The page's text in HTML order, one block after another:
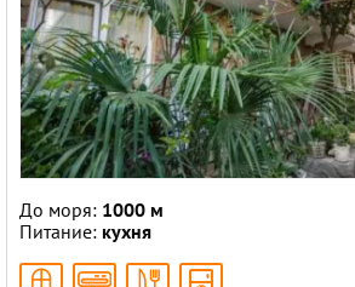
До моря: 1000 м
Питание: кухня